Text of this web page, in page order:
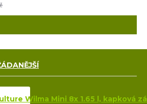
Wilma Mini 8x 1.65 l, kapková